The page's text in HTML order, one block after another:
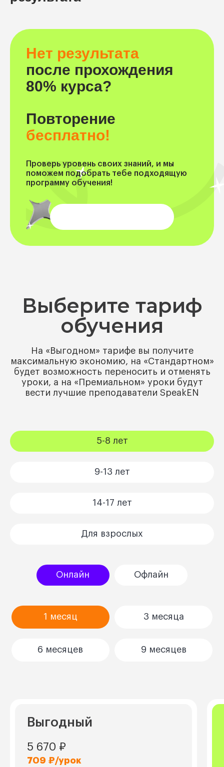
Нет результата
после прохождения
80% курса?
Повторение
бесплатно!
Проверь уровень своих знаний, и мы
поможем подобрать тебе подходящую
программу обучения!
Выберите тариф
обучения
На «Выгодном» тарифе вы получите
максимальную экономию, на «Стандартном»
будет возможность переносить и отменять
уроки, а на «Премиальном» уроки будут
вести лучшие преподаватели SpeakEN
5-8 лет
9-13 лет
14-17 лет
Для взрослых
Онлайн Офлайн
1 месяц 3 месяца
6 месяцев 9 месяцев
Выгодный
5 670 ₽
709 ₽/урок